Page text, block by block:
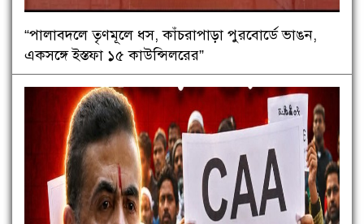
“পালাবদলে তৃণমূলে ধস, কাঁচরাপাড়া পুরবোর্ডে ভাঙন,
একসঙ্গে ইস্তফা ১৫ কাউন্সিলরের”